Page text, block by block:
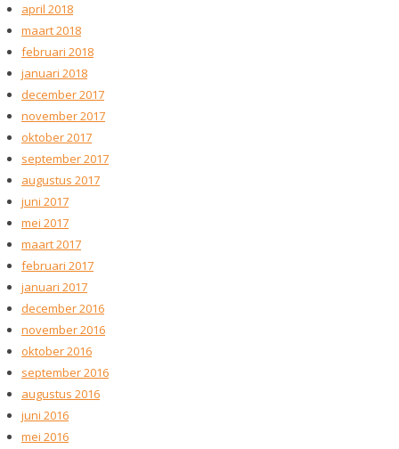
april 2018
maart 2018
februari 2018
januari 2018
december 2017
november 2017
oktober 2017
september 2017
augustus 2017
juni 2017
mei 2017
maart 2017
februari 2017
januari 2017
december 2016
november 2016
oktober 2016
september 2016
augustus 2016
juni 2016
mei 2016